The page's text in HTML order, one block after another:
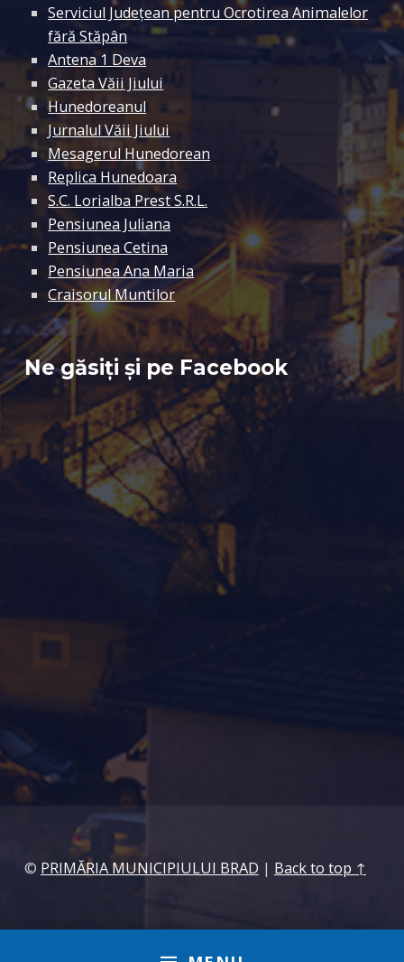
Serviciul Județean pentru Ocrotirea Animalelor
fără Stăpân
Antena 1 Deva
Gazeta Văii Jiului
Hunedoreanul
Jurnalul Văii Jiului
Mesagerul Hunedorean
Replica Hunedoara
S.C. Lorialba Prest S.R.L.
Pensiunea Juliana
Pensiunea Cetina
Pensiunea Ana Maria
Craisorul Muntilor
Ne găsiți și pe Facebook
© PRIMĂRIA MUNICIPIULUI BRAD | Back to top ↑